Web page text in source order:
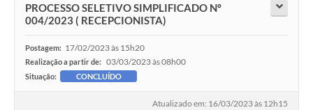
PROCESSO SELETIVO SIMPLIFICADO Nº
004/2023 ( RECEPCIONISTA)
Postagem: 17/02/2023 às 15h20
Realização a partir de: 03/03/2023 às 08h00
Situação: CONCLUÍDO
Atualizado em: 16/03/2023 às 12h15